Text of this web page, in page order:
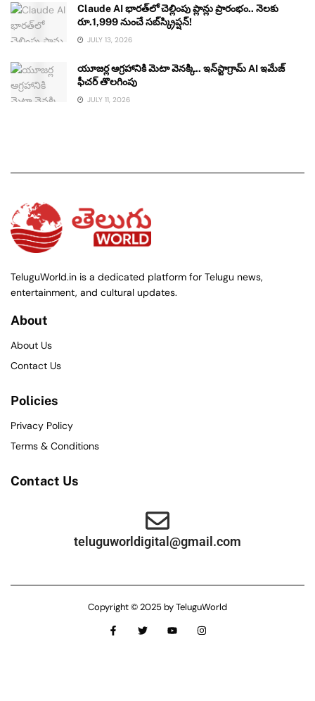
Claude AI భారత్‌లో చెల్లింపు ప్లాన్లు ప్రారంభం.. నెలకు
రూ.1,999 నుంచే సబ్‌స్క్రిప్షన్!
JULY 13, 2026
యూజర్ల ఆగ్రహానికి మెటా వెనక్కి.. ఇన్‌స్టాగ్రామ్ AI ఇమేజ్
ఫీచర్ తొలగింపు
JULY 11, 2026
TeluguWorld.in is a dedicated platform for Telugu news,
entertainment, and cultural updates.
About
About Us
Contact Us
Policies
Privacy Policy
Terms & Conditions
Contact Us
teluguworldigital@gmail.com
Copyright © 2025 by TeluguWorld